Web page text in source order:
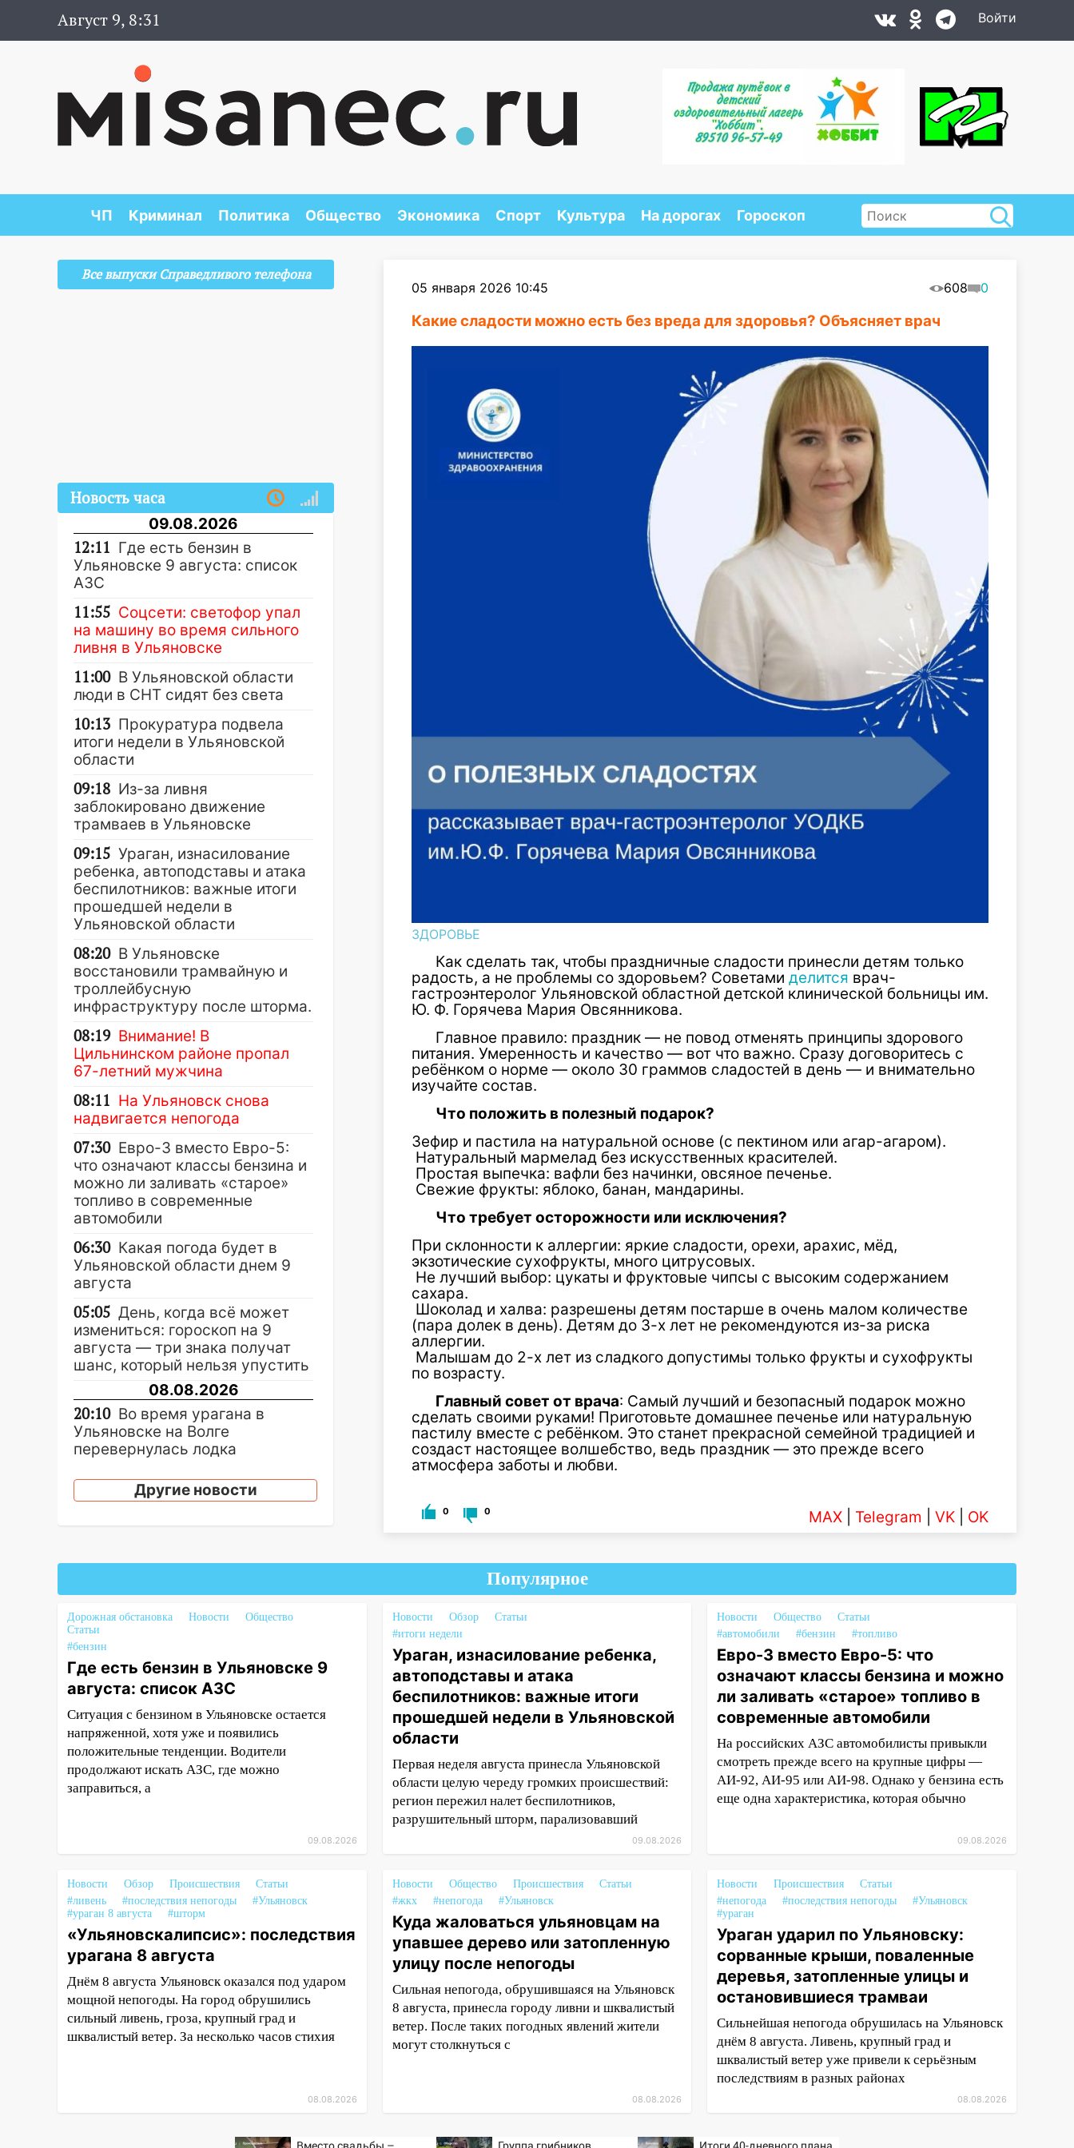
Август 9, 8:31 Войти
ЧП Криминал Политика Общество Экономика Спорт Культура На дорогах Гороскоп
05 января 2026 10:45 608 0
Какие сладости можно есть без вреда для здоровья? Объясняет врач
ЗДОРОВЬЕ
Как сделать так, чтобы праздничные сладости принесли детям только
радость, а не проблемы со здоровьем? Советами делится врач-
гастроэнтеролог Ульяновской областной детской клинической больницы им.
Ю. Ф. Горячева Мария Овсянникова.
Главное правило: праздник — не повод отменять принципы здорового
питания. Умеренность и качество — вот что важно. Сразу договоритесь с
ребёнком о норме — около 30 граммов сладостей в день — и внимательно
изучайте состав.
Что положить в полезный подарок?
Зефир и пастила на натуральной основе (с пектином или агар-агаром).
Натуральный мармелад без искусственных красителей.
Простая выпечка: вафли без начинки, овсяное печенье.
Свежие фрукты: яблоко, банан, мандарины.
Что требует осторожности или исключения?
При склонности к аллергии: яркие сладости, орехи, арахис, мёд,
экзотические сухофрукты, много цитрусовых.
Не лучший выбор: цукаты и фруктовые чипсы с высоким содержанием
сахара.
Шоколад и халва: разрешены детям постарше в очень малом количестве
(пара долек в день). Детям до 3-х лет не рекомендуются из-за риска
аллергии.
Малышам до 2-х лет из сладкого допустимы только фрукты и сухофрукты
по возрасту.
Главный совет от врача: Самый лучший и безопасный подарок можно
сделать своими руками! Приготовьте домашнее печенье или натуральную
пастилу вместе с ребёнком. Это станет прекрасной семейной традицией и
создаст настоящее волшебство, ведь праздник — это прежде всего
атмосфера заботы и любви.
0 0 MAX Telegram VK OK
Все выпуски Справедливого телефона
Новость часа
09.08.2026
12:11 Где есть бензин в
Ульяновске 9 августа: список
АЗС
11:55 Соцсети: светофор упал
на машину во время сильного
ливня в Ульяновске
11:00 В Ульяновской области
люди в СНТ сидят без света
10:13 Прокуратура подвела
итоги недели в Ульяновской
области
09:18 Из-за ливня
заблокировано движение
трамваев в Ульяновске
09:15 Ураган, изнасилование
ребенка, автоподставы и атака
беспилотников: важные итоги
прошедшей недели в
Ульяновской области
08:20 В Ульяновске
восстановили трамвайную и
троллейбусную
инфраструктуру после шторма.
08:19 Внимание! В
Цильнинском районе пропал
67-летний мужчина
08:11 На Ульяновск снова
надвигается непогода
07:30 Евро-3 вместо Евро-5:
что означают классы бензина и
можно ли заливать «старое»
топливо в современные
автомобили
06:30 Какая погода будет в
Ульяновской области днем 9
августа
05:05 День, когда всё может
измениться: гороскоп на 9
августа — три знака получат
шанс, который нельзя упустить
08.08.2026
20:10 Во время урагана в
Ульяновске на Волге
перевернулась лодка
19:55 В Ульяновске упавшее
дерево заблокировало в
ремонтируют девять мостов:
почти завершены
17:00 «Ульяновскалипсис»:
последствия урагана 8 августа
16:38 Прогноз погоды в
Ульяновской области на 9
августа
16:34 Из-за мощной непогоды в
Ульяновске отменили
фестиваль «Наше время»
16:17
15:17
В колледжи и техникумы
Ульяновской области подали
более 10 тысяч заявлений
15:04 Фоторепортаж с улиц
Ульяновска после шторма:
поваленные деревья и
затопленные улицы
14:28 Ураган вырвал остановку
на улице Деева в Заволжье
пытаются расчистить ливнёвки,
Другие новости
Популярное
Дорожная обстановка Новости
Общество
Статьи
#бензин
Где есть бензин в Ульяновске 9
августа: список АЗС
Ситуация с бензином в Ульяновске остается
напряженной, хотя уже и появились
положительные тенденции. Водители
продолжают искать АЗС, где можно
заправиться, а
09.08.2026
Новости Обзор
Статьи
#итоги недели
Ураган, изнасилование ребенка,
автоподставы и атака
беспилотников: важные итоги
прошедшей недели в Ульяновской
области
Первая неделя августа принесла Ульяновской
области целую череду громких происшествий:
регион пережил налет беспилотников,
разрушительный шторм, парализовавший
09.08.2026
Новости Общество
Статьи
#автомобили
#бензин #топливо
Евро-3 вместо Евро-5: что
означают классы бензина и можно
ли заливать «старое» топливо в
современные автомобили
На российских АЗС автомобилисты привыкли
смотреть прежде всего на крупные цифры —
АИ-92, АИ-95 или АИ-98. Однако у бензина есть
еще одна характеристика, которая обычно
09.08.2026
Новости Обзор Происшествия
Статьи
#ливень
#последствия непогоды
#Ульяновск
#ураган 8 августа
#шторм
«Ульяновскалипсис»: последствия
урагана 8 августа
Днём 8 августа Ульяновск оказался под ударом
мощной непогоды. На город обрушились
сильный ливень, гроза, крупный град и
шквалистый ветер. За несколько часов стихия
08.08.2026
Новости Общество Происшествия
Статьи
#жкх
#непогода #Ульяновск
Куда жаловаться ульяновцам на
упавшее дерево или затопленную
улицу после непогоды
Сильная непогода, обрушившаяся на Ульяновск
8 августа, принесла городу ливни и шквалистый
ветер. После таких погодных явлений жители
могут столкнуться с
08.08.2026
Новости Происшествия
Статьи
#непогода
#последствия непогоды
#Ульяновск
#ураган
Ураган ударил по Ульяновску:
сорванные крыши, поваленные
деревья, затопленные улицы и
остановившиеся трамваи
Сильнейшая непогода обрушилась на Ульяновск
днём 8 августа. Ливень, крупный град и
шквалистый ветер уже привели к серьёзным
последствиям в разных районах
08.08.2026